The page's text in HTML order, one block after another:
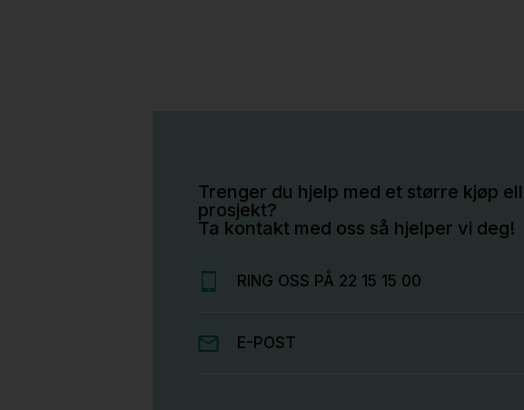
Trenger du hjelp med et større kjøp
prosjekt?
Ta kontakt med oss så hjelper vi deg!
RING OSS PÅ 22 15 15 00
E-POST